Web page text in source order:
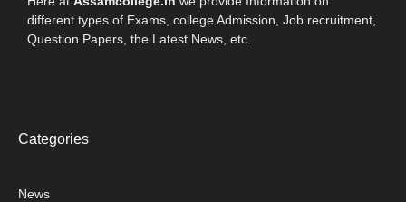
different types of Exams, college Admission, Job recruitment,
Question Papers, the Latest News, etc.
Categories
News